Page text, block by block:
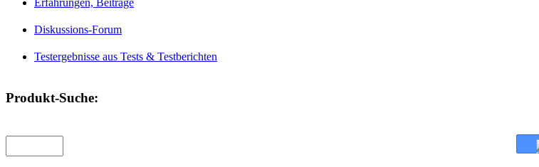
Erfahrungen, Beiträge
Diskussions-Forum
Testergebnisse aus Tests & Testberichten
Produkt-Suche: